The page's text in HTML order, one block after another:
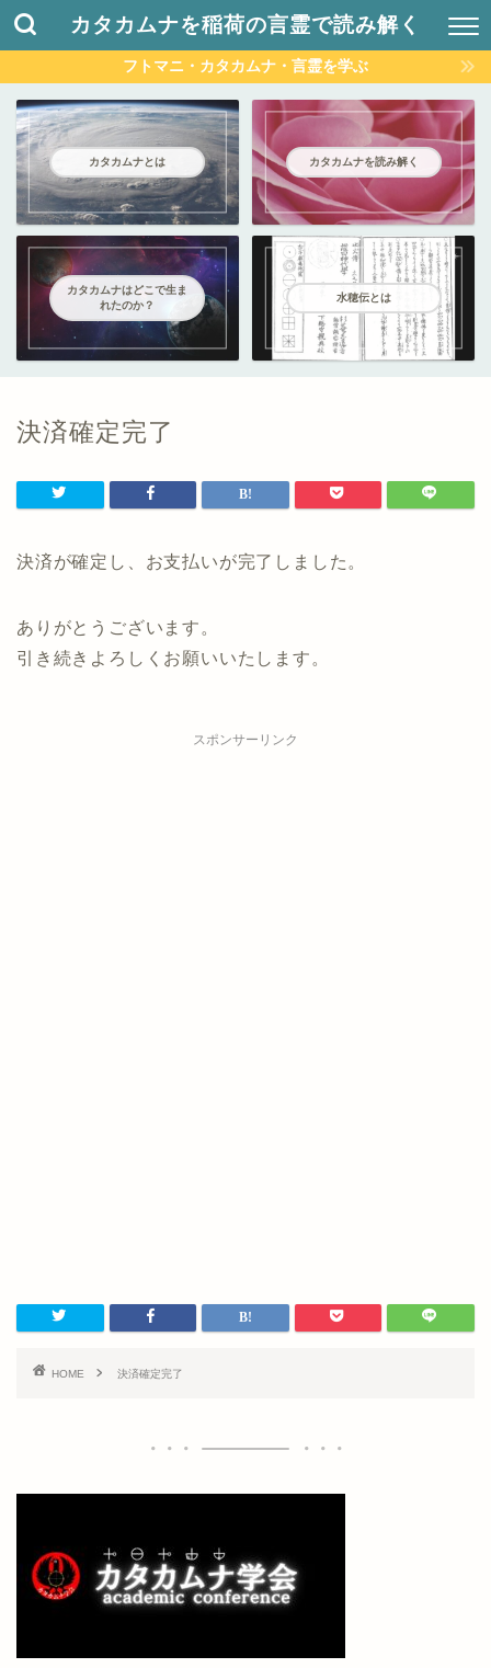
カタカムナを稲荷の言霊で読み解く
フトマニ・カタカムナ・言霊を学ぶ
カタカムナとは カタカムナを読み解く
カタカムナはどこで生ま
れたのか？
水穂伝とは
決済確定完了
決済が確定し、お支払いが完了しました。
ありがとうございます。
引き続きよろしくお願いいたします。
スポンサーリンク
HOME 決済確定完了